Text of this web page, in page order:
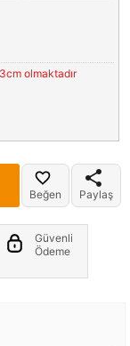
olmaktadır
Beğen Paylaş
Güvenli
Ödeme